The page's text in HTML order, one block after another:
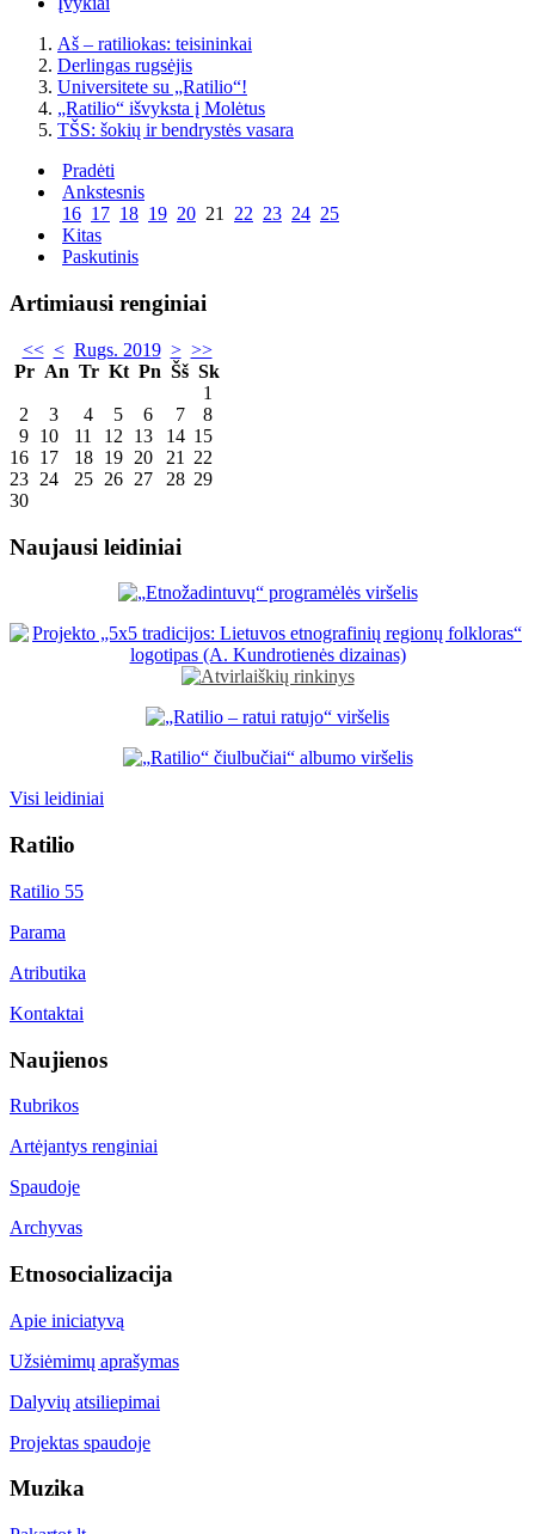
Aš – ratiliokas: teisininkai
Derlingas rugsėjis
Universitete su „Ratilio“!
„Ratilio“ išvyksta į Molėtus
TŠS: šokių ir bendrystės vasara
Pradėti
Ankstesnis
16 17 18 19 20 21 22 23 24 25
Kitas
Paskutinis
Artimiausi renginiai
<< < Rugs. 2019 > >>
Pr An Tr Kt Pn Šš Sk
1
2
3 4 5 6 7
8
9 10 11 12 13 14 15
16 17 18 19 20 21
22
23 24 25 26 27 28 29
30
Naujausi leidiniai
Visi leidiniai
Ratilio
Ratilio 55
Parama
Atributika
Kontaktai
Naujienos
Rubrikos
Artėjantys renginiai
Spaudoje
Archyvas
Etnosocializacija
Apie iniciatyvą
Užsiėmimų aprašymas
Dalyvių atsiliepimai
Projektas spaudoje
Muzika